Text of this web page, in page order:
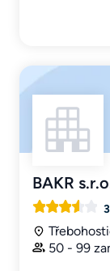
BAKR
50 - 99